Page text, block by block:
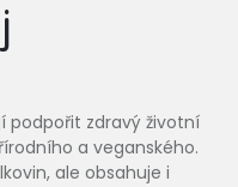
podpořit zdravý životní
a veganského.
ale obsahuje i